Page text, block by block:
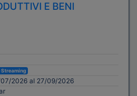
E BENI
Streaming
2026 al 27/09/2026